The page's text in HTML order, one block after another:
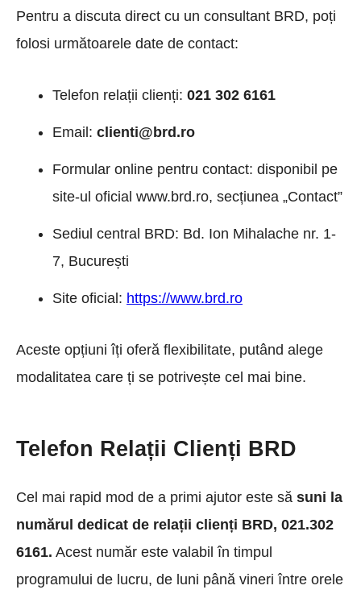
Pentru a discuta direct cu un consultant BRD, poți
folosi următoarele date de contact:
Telefon relații clienți: 021 302 6161
Email: clienti@brd.ro
Formular online pentru contact: disponibil pe
site-ul oficial www.brd.ro, secțiunea „Contact”
Sediul central BRD: Bd. Ion Mihalache nr. 1-
7, București
Site oficial: https://www.brd.ro
Aceste opțiuni îți oferă flexibilitate, putând alege
modalitatea care ți se potrivește cel mai bine.
Telefon Relații Clienți BRD
Cel mai rapid mod de a primi ajutor este să suni la
numărul dedicat de relații clienți BRD, 021.302
6161. Acest număr este valabil în timpul
programului de lucru, de luni până vineri între orele